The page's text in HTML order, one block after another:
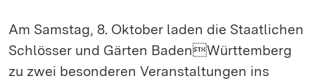
Am Samstag, 8. Oktober laden die Staatlichen
Schlösser und Gärten BadenWürttemberg
zu zwei besonderen Veranstaltungen ins